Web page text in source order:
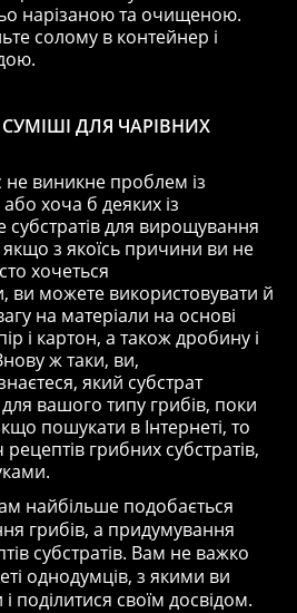
нарізаною та очищеною.
солому в контейнер і
ДЛЯ ЧАРІВНИХ
не виникне проблем із
хоча б деяких із
для вирощування
якщо з якоїсь причини ви не
хочеться
ви можете використовувати й
на матеріали на основі
і картон, а також дробину і
ж таки, ви,
який субстрат
вашого типу грибів, поки
пошукати в Інтернеті, то
грибних субстратів,
найбільше подобається
грибів, а придумування
субстратів. Вам не важко
однодумців, з якими ви
поділитися своїм досвідом.